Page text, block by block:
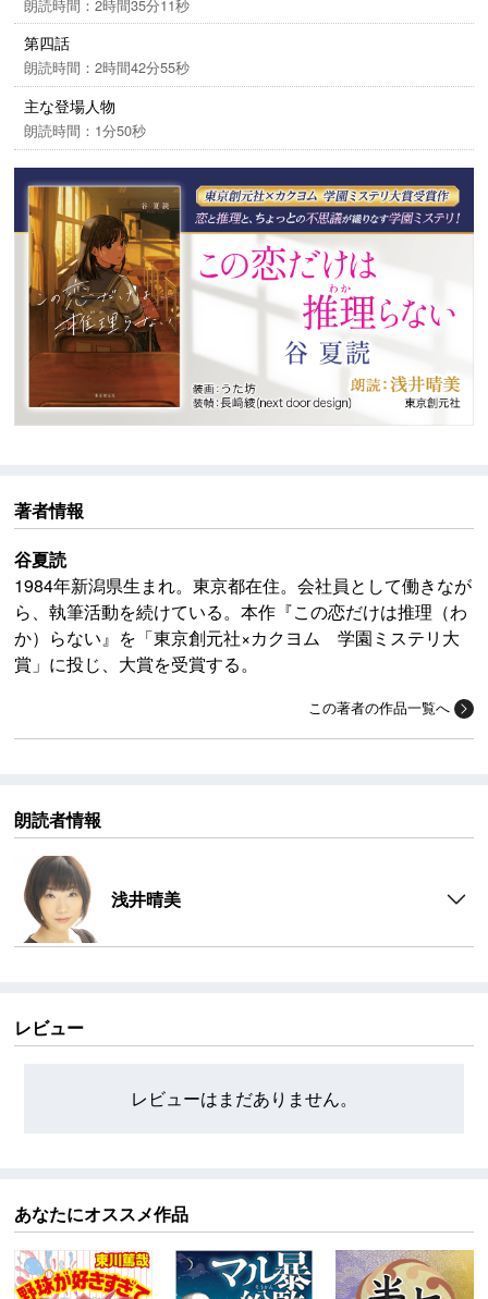
家だというのに恋を知らない咲那は、コイバナと交換
に『神様』の助手となり、恋愛相談を二人で解決して
いくのだが……。爽やかな余韻も美しい「東京創元社×
カクヨム 学園ミステリ大賞」大賞受賞作。
朗読時間：2時間35分11秒
第四話
朗読時間：2時間42分55秒
主な登場人物
朗読時間：1分50秒
著者情報
谷夏読
1984年新潟県生まれ。東京都在住。会社員として働きなが
ら、執筆活動を続けている。本作『この恋だけは推理（わ
か）らない』を「東京創元社×カクヨム 学園ミステリ大
賞」に投じ、大賞を受賞する。
この著者の作品一覧へ
朗読者情報
浅井晴美
レビュー
レビューはまだありません。
あなたにオススメ作品